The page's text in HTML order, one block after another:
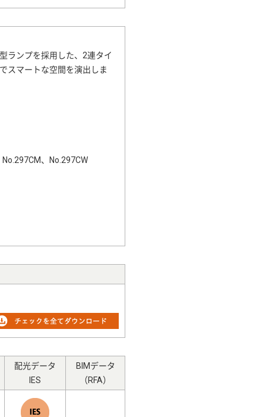
ランプを採用した、2連タイ
スマートな空間を演出しま
、No.297CW
配光データ
IES
BIMデータ
（RFA）